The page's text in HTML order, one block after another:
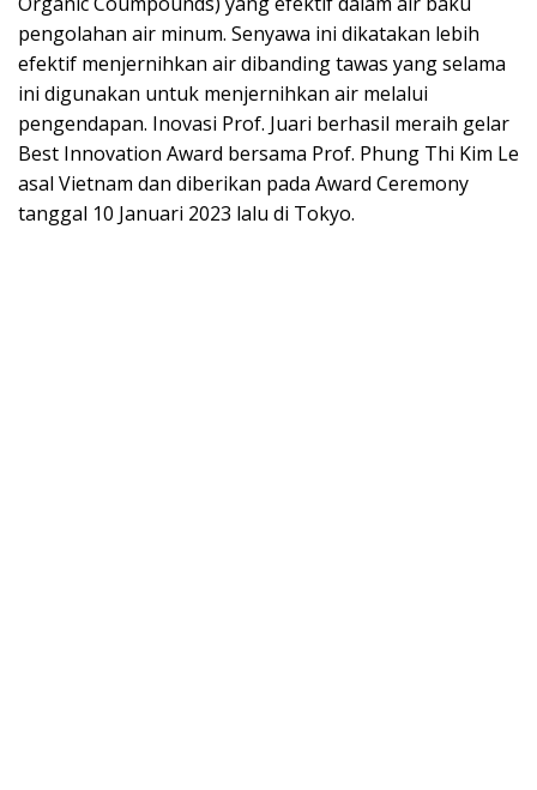
pengolahan air minum. Senyawa ini dikatakan lebih
efektif menjernihkan air dibanding tawas yang selama
ini digunakan untuk menjernihkan air melalui
pengendapan. Inovasi Prof. Juari berhasil meraih gelar
Best Innovation Award bersama Prof. Phung Thi Kim Le
asal Vietnam dan diberikan pada Award Ceremony
tanggal 10 Januari 2023 lalu di Tokyo.